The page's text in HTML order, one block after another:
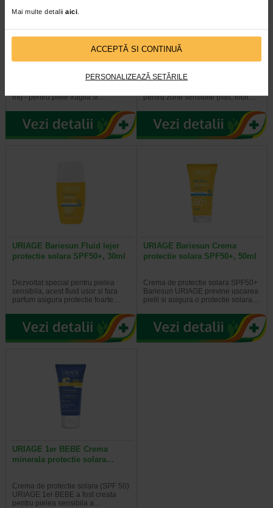
Mai multe detalii aici
ACCEPTĂ SI CONTINUĂ
PERSONALIZEAZĂ SETĂRILE
minerala protectie solara…
URIAGE Bariesun, Crema minerala
ml) - pentru piele fragila si…
URIAGE Bariesun Stick
invizibil protectie solara…
URIAGE Bariesun Stick invizibil
pentru zone sensibile (nas, lobii…
URIAGE Bariesun Fluid lejer
protectie solara SPF50+, 30ml
Dezvoltat special pentru pielea
sensibila, acest fluid usor si fara
parfum asigura protectie foarte…
URIAGE Bariesun Crema
protectie solara SPF50+, 50ml
Crema de protectie solara SPF50+
Bariesun URIAGE previne uscarea
pielii si asigura o protectie solara…
URIAGE 1er BEBE Crema
minerala protectie solara…
Crema de protectie solara (SPF 50)
URIAGE 1er BEBE a fost creata
pentru pielea sensibila a…